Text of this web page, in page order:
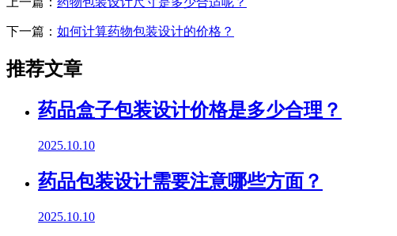
下一篇： 如何计算药物包装设计的价格？
推荐文章
药品盒子包装设计价格是多少合理？
2025.10.10
药品包装设计需要注意哪些方面？
2025.10.10